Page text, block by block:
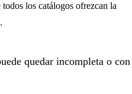
los catálogos ofrezcan la
quedar incompleta o con